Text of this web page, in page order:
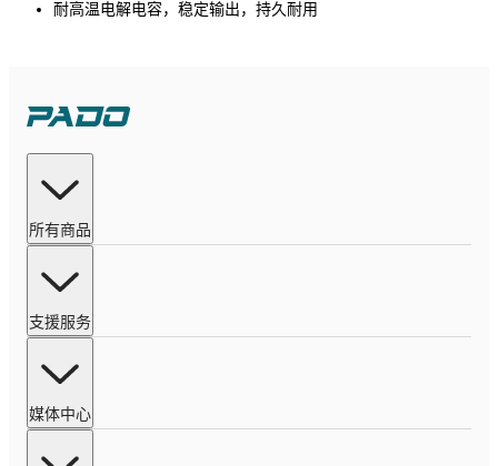
耐高温电解电容，稳定输出，持久耐用
所有商品
支援服务
媒体中心